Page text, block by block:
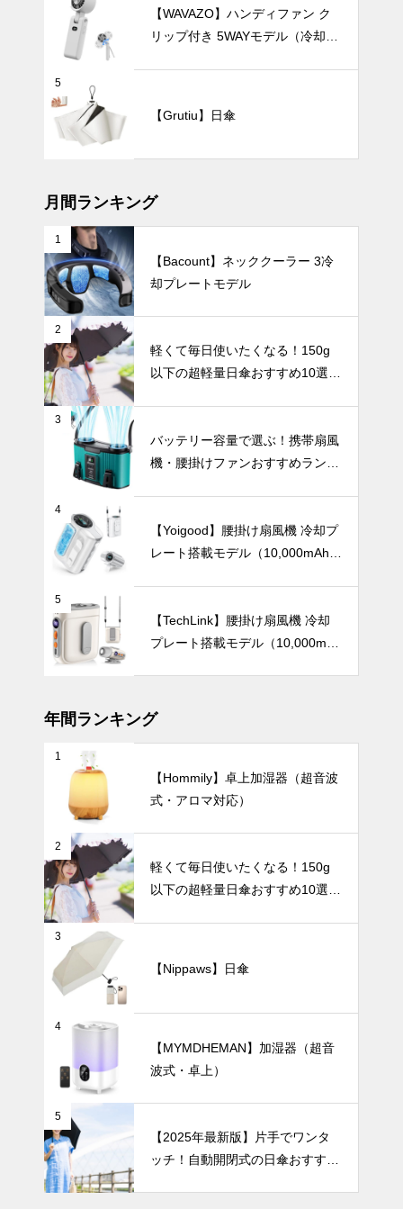
すすめ4選｜
通勤やお出か
けにぴったり
炎天下の観戦
を快適に！夏
の暑さを忘れ
めアイテム8
北欧柄やムー
ミンと一緒
に、心癒やさ
れるティータ
イムを。小さ
な幸せを運ぶ
「小ぶりなボ
ウル」3選。
暑さ対策
【2025年最
新版】軽くて
快適！バッグ
まる「100g
台のミニ扇風
機」おすすめ
【2025年最
新版】24時
間以上使える
大容量ハンデ
インテリア小物
爽やかな透明
感を演出す
る、おしゃれ
なガラス花瓶
の選び方。
インテリア小物
お部屋がまる
でギャラリー
に。アートの
ように飾れる
瓶27選。
UV・雨対策
バッグにすっ
きり収納！持
ち運びに便利
な折りたたみ
日傘おすすめ
6選｜軽量・
【WAVAZO】ハンディファン ク
リップ付き 5WAYモデル（冷却プ
5
【Grutiu】日傘
月間ランキング
1
【Bacount】ネッククーラー 3冷
却プレートモデル
2
軽くて毎日使いたくなる！150g
以下の超軽量日傘おすすめ10選
3
バッテリー容量で選ぶ！携帯扇風
機・腰掛けファンおすすめランキ
4
【Yoigood】腰掛け扇風機 冷却プ
レート搭載モデル（10,000mAh・
5
【TechLink】腰掛け扇風機 冷却
プレート搭載モデル（10,000mA
年間ランキング
1
【Hommily】卓上加湿器（超音波
式・アロマ対応）
2
軽くて毎日使いたくなる！150g
以下の超軽量日傘おすすめ10選
3
【Nippaws】日傘
4
【MYMDHEMAN】加湿器（超音
波式・卓上）
5
【2025年最新版】片手でワンタ
ッチ！自動開閉式の日傘おすすめ